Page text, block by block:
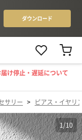
け停止・遅延について
サリー > ピアス・イヤリ
1/10